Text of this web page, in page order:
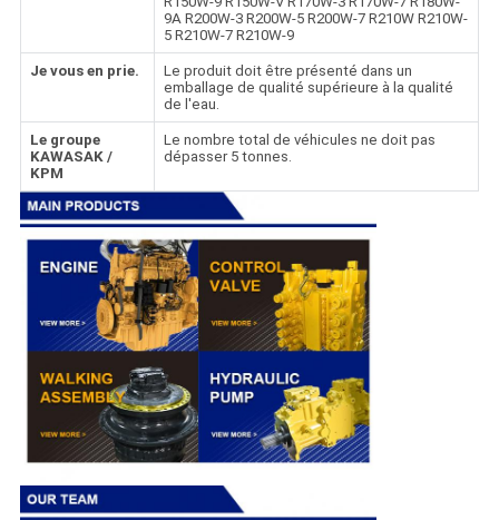
9A R200W-3 R200W-5 R200W-7 R210W R210W-
5 R210W-7 R210W-9
Je vous en prie.
Le produit doit être présenté dans un
emballage de qualité supérieure à la qualité
de l'eau.
Le groupe
KAWASAK /
KPM
Le nombre total de véhicules ne doit pas
dépasser 5 tonnes.